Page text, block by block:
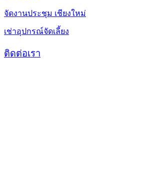
จัดงานประชุม เชียงใหม่
เช่าอุปกรณ์จัดเลี้ยง
ติดต่อเรา